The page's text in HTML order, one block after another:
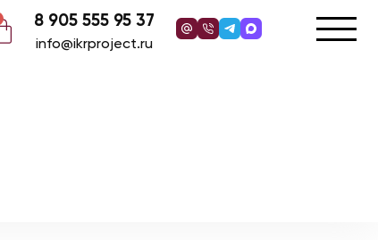
8 905 555 95 37
info@ikrproject.ru